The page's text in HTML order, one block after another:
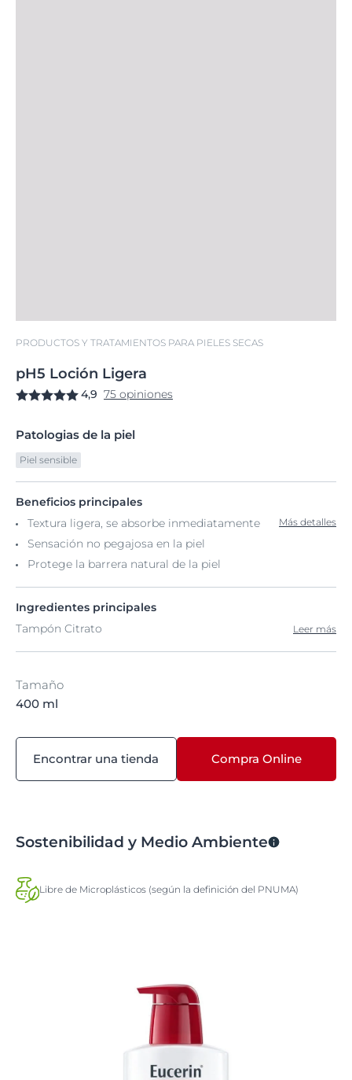
PRODUCTOS Y TRATAMIENTOS PARA PIELES SECAS
pH5 Loción Ligera
4,9 75 opiniones
Patologias de la piel
Piel sensible
Beneficios principales
Textura ligera, se absorbe inmediatamente
Sensación no pegajosa en la piel
Protege la barrera natural de la piel
Más detalles
Ingredientes principales
Tampón Citrato
Leer más
Tamaño
400 ml
Encontrar una tienda Compra Online
Sostenibilidad y Medio Ambiente
Libre de Microplásticos (según la definición del PNUMA)